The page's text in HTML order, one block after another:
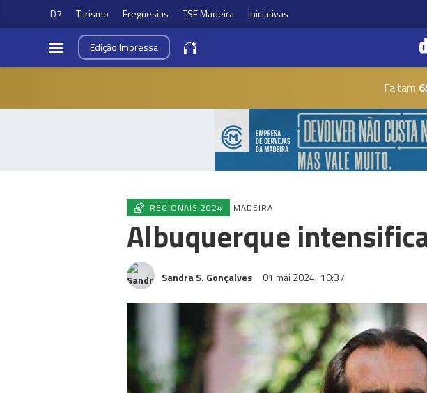
D7 Turismo Freguesias TSF Madeira Iniciativas
EdiçãoImpressa
Faltam
REGIONAIS 2024 MADEIRA
Albuquerque
Sandra S. Gonçalves 01 mai 2024 10:37